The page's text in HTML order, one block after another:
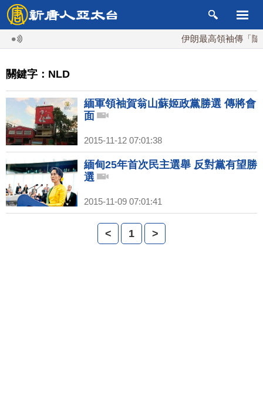
伊朗最高領袖傳「隨
關鍵字：NLD
緬軍領袖賀翁山蘇姬政黨勝選 傳將會
面
2015-11-12 07:01:38
緬甸25年首次民主選舉 反對黨有望勝
選
2015-11-09 07:01:41
< 1 >